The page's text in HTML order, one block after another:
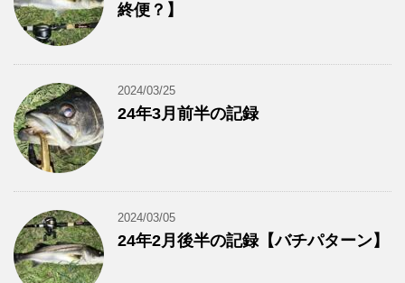
終便？】
2024/03/25
24年3月前半の記録
2024/03/05
24年2月後半の記録【バチパターン】